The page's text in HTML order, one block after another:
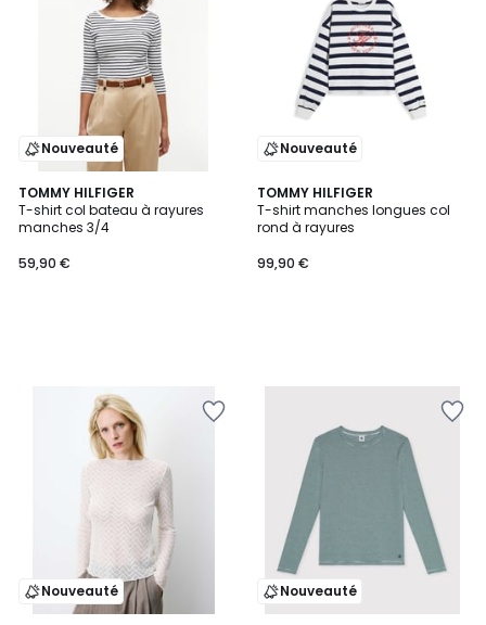
Nouveauté
TOMMY HILFIGER
T-shirt col bateau à rayures
manches 3/4
59,90 €
Nouveauté
TOMMY HILFIGER
T-shirt manches longues col
rond à rayures
99,90 €
Nouveauté Nouveauté